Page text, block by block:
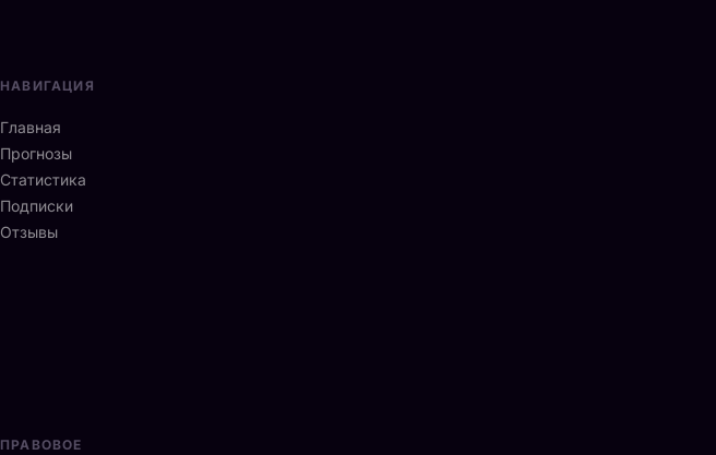
НАВИГАЦИЯ
Главная
Прогнозы
Статистика
Подписки
Отзывы
ПРАВОВОЕ